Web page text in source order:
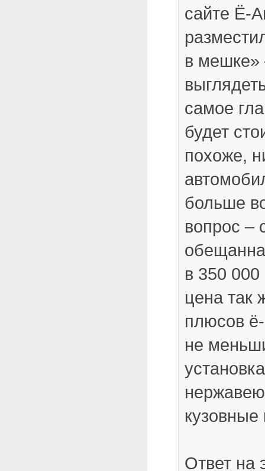
сайте Ё-
в мешке»
самое
будет
похоже,
больше
вопрос –
в 350
цена так
плюсов
не
кузовные
Ответ на